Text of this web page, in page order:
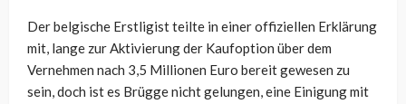
Der belgische Erstligist teilte in einer offiziellen Erklärung
mit, lange zur Aktivierung der Kaufoption über dem
Vernehmen nach 3,5 Millionen Euro bereit gewesen zu
sein, doch ist es Brügge nicht gelungen, eine Einigung mit